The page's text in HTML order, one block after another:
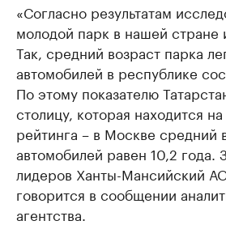
«Согласно результатам
молодой парк в нашей стране
Так, средний возраст парка
автомобилей в республике
По этому показателю
столицу, которая находится
рейтинга – в Москве средний
автомобилей равен 10,2 года.
лидеров Ханты-Мансийский
говорится в сообщении
агентства.